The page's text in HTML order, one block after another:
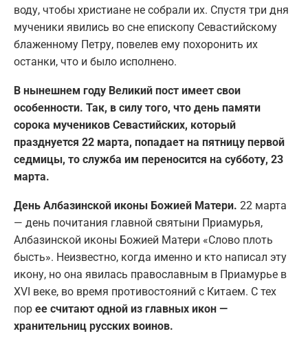
воду, чтобы христиане не собрали их. Спустя три дня
мученики явились во сне епископу Севастийскому
блаженному Петру, повелев ему похоронить их
останки, что и было исполнено.
В нынешнем году Великий пост имеет свои
особенности. Так, в силу того, что день памяти
сорока мучеников Севастийских, который
празднуется 22 марта, попадает на пятницу первой
седмицы, то служба им переносится на субботу, 23
марта.
День Албазинской иконы Божией Матери. 22 марта
— день почитания главной святыни Приамурья,
Албазинской иконы Божией Матери «Слово плоть
бысть». Неизвестно, когда именно и кто написал эту
икону, но она явилась православным в Приамурье в
XVI веке, во время противостояний с Китаем. С тех
пор ее считают одной из главных икон —
хранительниц русских воинов.